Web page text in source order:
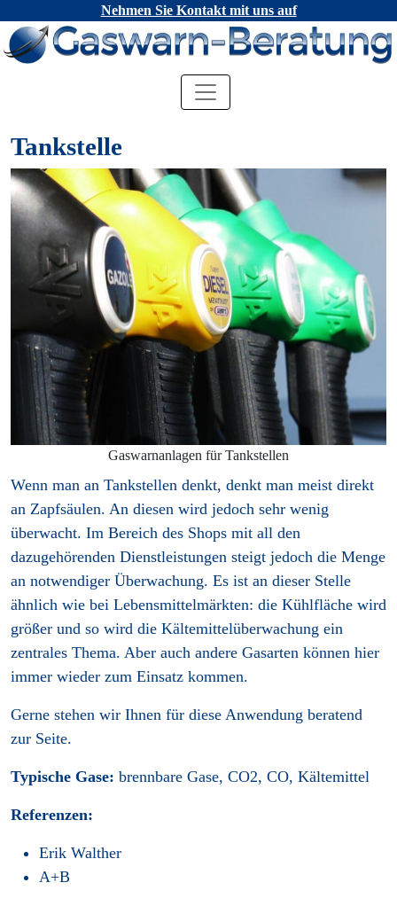
Nehmen Sie Kontakt mit uns auf
Tankstelle
Gaswarnanlagen für Tankstellen
Wenn man an Tankstellen denkt, denkt man meist direkt
an Zapfsäulen. An diesen wird jedoch sehr wenig
überwacht. Im Bereich des Shops mit all den
dazugehörenden Dienstleistungen steigt jedoch die Menge
an notwendiger Überwachung. Es ist an dieser Stelle
ähnlich wie bei Lebensmittelmärkten: die Kühlfläche wird
größer und so wird die Kältemittelüberwachung ein
zentrales Thema. Aber auch andere Gasarten können hier
immer wieder zum Einsatz kommen.
Gerne stehen wir Ihnen für diese Anwendung beratend
zur Seite.
Typische Gase: brennbare Gase, CO2, CO, Kältemittel
Referenzen:
Erik Walther
A+B